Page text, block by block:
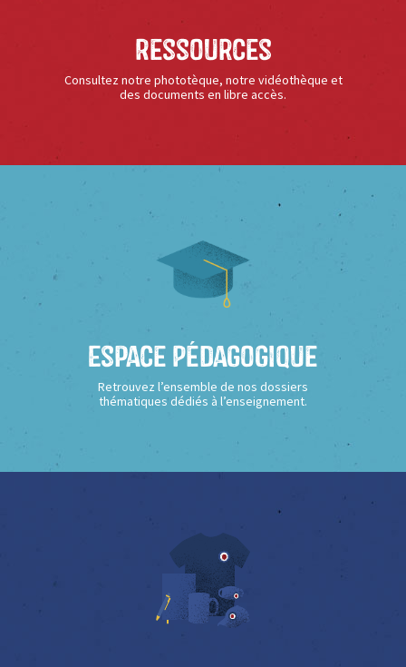
Ressources
Consultez notre phototèque, notre vidéothèque et
des documents en libre accès.
Espace Pédagogique
Retrouvez l’ensemble de nos dossiers
thématiques dédiés à l’enseignement.